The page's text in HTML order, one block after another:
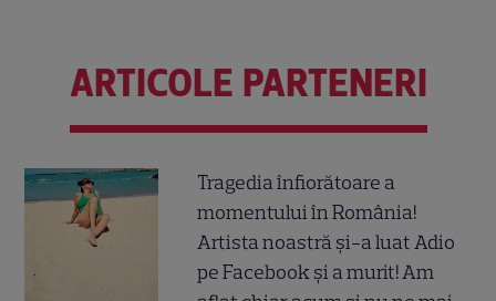
ARTICOLE PARTENERI
Tragedia înfiorătoare a
momentului în România!
Artista noastră și-a luat Adio
pe Facebook și a murit! Am